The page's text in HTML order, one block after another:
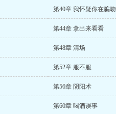
第40章 我怀疑你在骗吻
第44章 拿出来看看
第48章 清场
第52章 服不服
第56章 阴阳术
第60章 喝酒误事